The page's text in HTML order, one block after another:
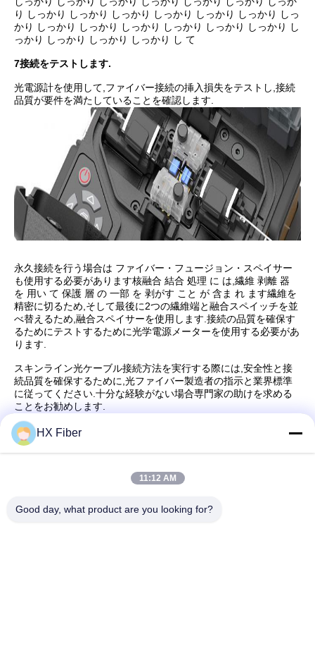
り しっかり しっかり しっかり しっかり しっかり しっかり しっ
かり しっかり しっかり しっかり しっかり しっかり しっかり し
っかり しっかり しっかり しっかり し て
7接続をテストします.
光電源計を使用して,ファイバー接続の挿入損失をテストし,接続
品質が要件を満たしていることを確認します.
永久接続を行う場合は ファイバー・フュージョン・スペイサー
も使用する必要があります核融合 結合 処理 に は,繊維 剥離 器
を 用い て 保護 層 の 一部 を 剥がす こと が 含ま れ ます繊維を
精密に切るため,そして最後に2つの繊維端と融合スペイッチを並
べ替えるため,融合スペイサーを使用します.接続の品質を確保す
るためにテストするために光学電源メーターを使用する必要があ
ります.
スキンライン光ケーブル接続方法を実行する際には,安全性と接
続品質を確保するために,光ファイバー製造者の指示と業界標準
に従ってください.十分な経験がない場合専門家の助けを求める
ことをお勧めします.
(情報源:東元 HXファイバーテクノロジー株式会社)
HX Fiber
11:12 AM
Good day, what product are you looking for?